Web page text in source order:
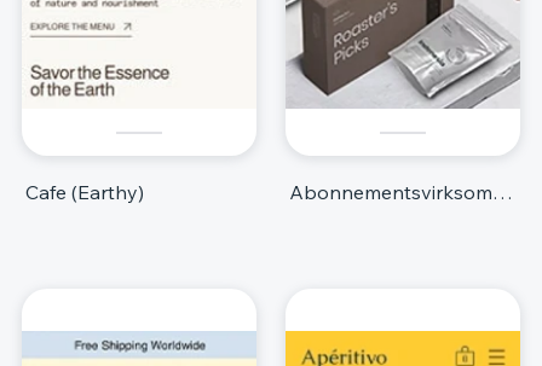
Cafe (Earthy) Abonnementsvirksomhed